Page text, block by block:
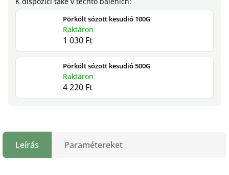
Pörkölt sózott kesudió 100G
Raktáron
1 030 Ft
Pörkölt sózott kesudió 500G
Raktáron
4 220 Ft
Leírás Paramétereket